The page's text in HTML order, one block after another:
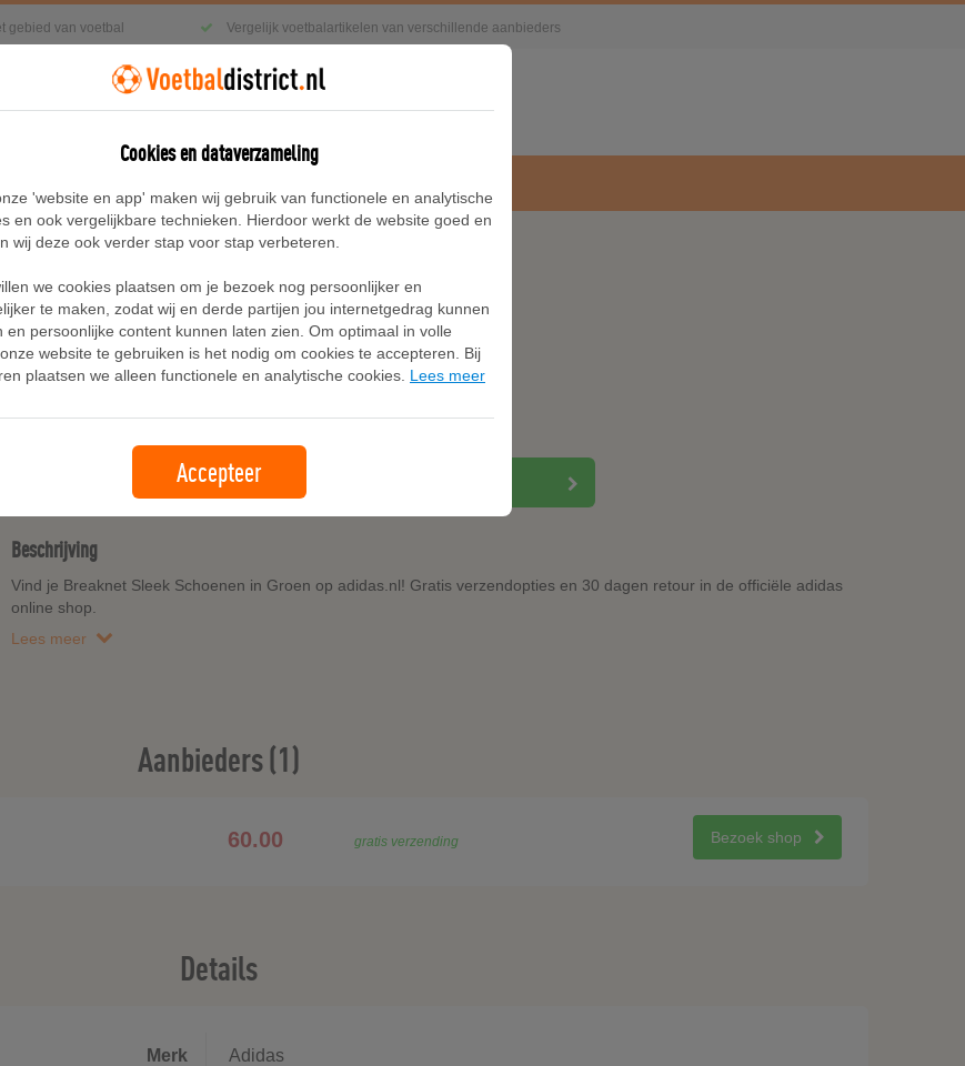
gebied van voetbal Vergelijk voetbalartikelen van verschillende aanbieders
Adidas Breaknet Sleek Schoenen
Merk:Adidas
60,00
Bekijk bij Adidas
Beschrijving
Vind je Breaknet Sleek Schoenen in Groen op adidas.nl! Gratis verzendopties en 30 dagen retour in de officiële adidas
online shop.
Lees meer
Aanbieders (1)
60.00 gratis verzending Bezoek shop
Details
Merk Adidas
Cookies en dataverzameling
'website en app' maken wij gebruik van functionele en analytische
en ook vergelijkbare technieken. Hierdoor werkt de website goed en
wij deze ook verder stap voor stap verbeteren.
we cookies plaatsen om je bezoek nog persoonlijker en
te maken, zodat wij en derde partijen jou internetgedrag kunnen
en persoonlijke content kunnen laten zien. Om optimaal in volle
website te gebruiken is het nodig om cookies te accepteren. Bij
plaatsen we alleen functionele en analytische cookies. Lees meer
Accepteer